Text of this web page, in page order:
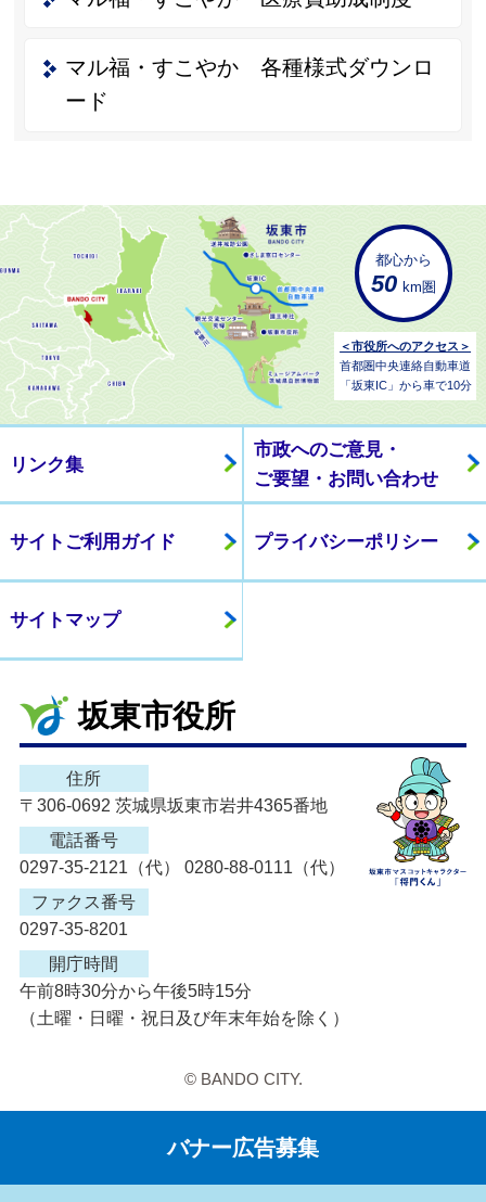
マル福・すこやか 各種様式ダウンロ
ード
都心から
50 km圏
＜市役所へのアクセス＞
首都圏中央連絡自動車道
「坂東IC」から車で10分
リンク集
市政へのご意見・
ご要望・お問い合わせ
サイトご利用ガイド プライバシーポリシー
サイトマップ
坂東市役所
住所
〒306-0692 茨城県坂東市岩井4365番地
電話番号
0297-35-2121（代） 0280-88-0111（代）
ファクス番号
0297-35-8201
開庁時間
午前8時30分から午後5時15分
（土曜・日曜・祝日及び年末年始を除く）
© BANDO CITY.
バナー広告募集